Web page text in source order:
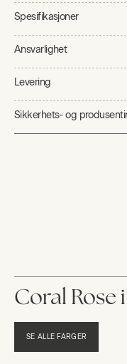
Spesifikasjoner
Ansvarlighet
Levering
Sikkerhets- og
Coral Rose
SE ALLE FARGER